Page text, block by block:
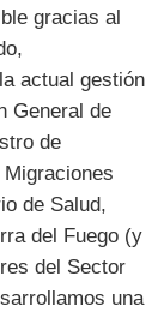
gracias al
actual gestión
General de
de
de Salud,
del Fuego (y
del Sector
una